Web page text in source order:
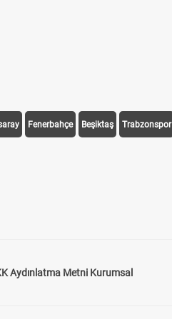
Fenerbahçe Beşiktaş Trabzonspor
Aydınlatma Metni Kurumsal